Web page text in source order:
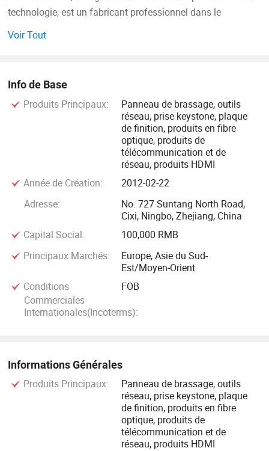
technologie, est un fabricant professionnel dans le
soudure et le thermostat d'ambiance, etc. Nos produits ont
été exportés dans plus de 30 pays. Nous avons maintenant
également mis sur pied une série de départements de
recherche et développement et tous les types d'ateliers de
production. Le développement des OEM et des nouveaux
outils est également Bienvenue. Nous adhérons au principe
de « la qualité d'abord, la livraison en temps opportun, la
qualité élevée et le service réfléchi », ont la confiance pour
Ningbo, et à 2 heures de Shanghai. Bienvenue à des amis à
la maison et à l'étranger pour visiter notre usine.
Bienvenue à coopérer avec nous sincèrement!
Voir Tout
Info de Base
Produits Principaux:
Panneau de brassage, outils
réseau, prise keystone, plaque
de finition, produits en fibre
optique, produits de
télécommunication et de
réseau, produits HDMI
Année de Création:
2012-02-22
Adresse:
No. 727 Suntang North Road,
Cixi, Ningbo, Zhejiang, China
Capital Social:
100,000 RMB
Principaux Marchés:
Europe, Asie du Sud-
Est/Moyen-Orient
Conditions
Commerciales
Internationales(Incoterms):
FOB
Informations Générales
Produits Principaux:
Panneau de brassage, outils
réseau, prise keystone, plaque
de finition, produits en fibre
optique, produits de
télécommunication et de
réseau, produits HDMI